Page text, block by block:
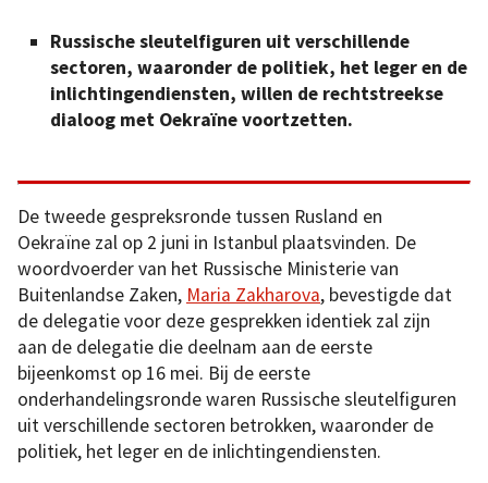
Russische sleutelfiguren uit verschillende
sectoren, waaronder de politiek, het leger en de
inlichtingendiensten, willen de rechtstreekse
dialoog met Oekraïne voortzetten.
De tweede gespreksronde tussen Rusland en
Oekraïne zal op 2 juni in Istanbul plaatsvinden. De
woordvoerder van het Russische Ministerie van
Buitenlandse Zaken, Maria Zakharova, bevestigde dat
de delegatie voor deze gesprekken identiek zal zijn
aan de delegatie die deelnam aan de eerste
bijeenkomst op 16 mei. Bij de eerste
onderhandelingsronde waren Russische sleutelfiguren
uit verschillende sectoren betrokken, waaronder de
politiek, het leger en de inlichtingendiensten.